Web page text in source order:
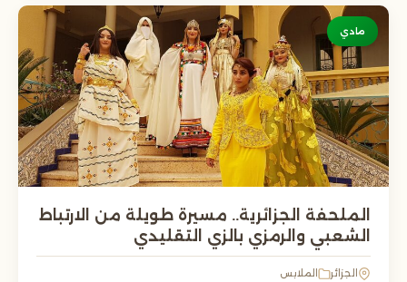
مادي
الملحفة الجزائرية.. مسيرة طويلة من الارتباط
الشعبي والرمزي بالزي التقليدي
الجزائر الملابس